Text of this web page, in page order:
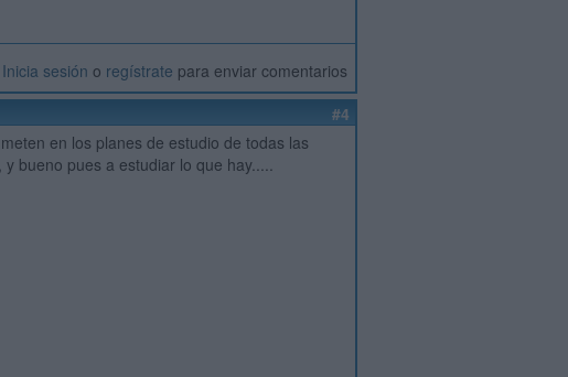
Inicia sesión o regístrate para enviar comentarios
#4
en los planes de estudio de todas las
bueno pues a estudiar lo que hay.....